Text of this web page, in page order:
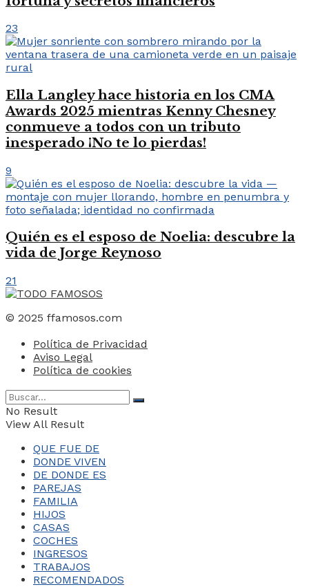
23
Ella Langley hace historia en los CMA
Awards 2025 mientras Kenny Chesney
conmueve a todos con un tributo
inesperado ¡No te lo pierdas!
9
Quién es el esposo de Noelia: descubre la
vida de Jorge Reynoso
21
© 2025 ffamosos.com
Política de Privacidad
Aviso Legal
Política de cookies
No Result
View All Result
QUE FUE DE
DONDE VIVEN
DE DONDE ES
PAREJAS
FAMILIA
HIJOS
CASAS
COCHES
INGRESOS
TRABAJOS
RECOMENDADOS